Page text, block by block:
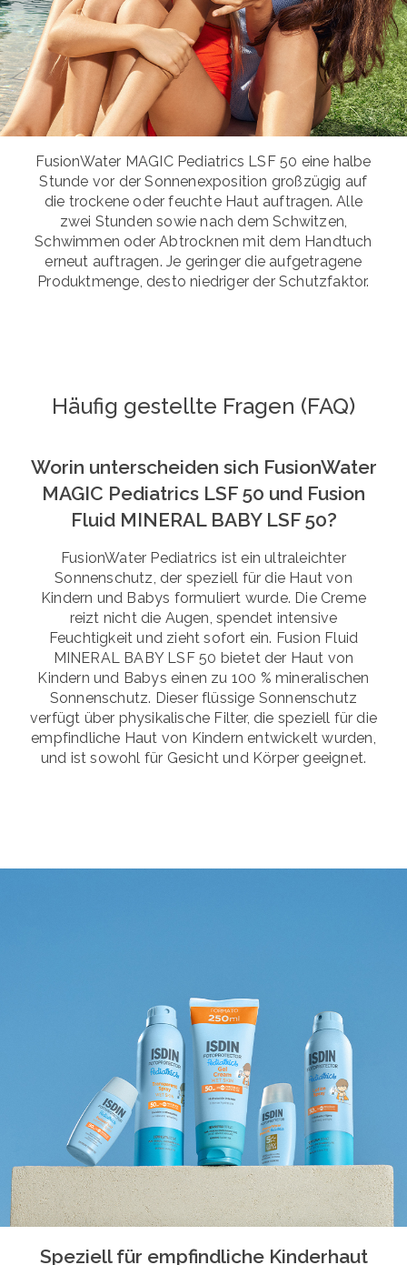
FusionWater MAGIC Pediatrics LSF 50 eine halbe
Stunde vor der Sonnenexposition großzügig auf
die trockene oder feuchte Haut auftragen. Alle
zwei Stunden sowie nach dem Schwitzen,
Schwimmen oder Abtrocknen mit dem Handtuch
erneut auftragen. Je geringer die aufgetragene
Produktmenge, desto niedriger der Schutzfaktor.
Häufig gestellte Fragen (FAQ)
Worin unterscheiden sich FusionWater
MAGIC Pediatrics LSF 50 und Fusion
Fluid MINERAL BABY LSF 50?
FusionWater Pediatrics ist ein ultraleichter
Sonnenschutz, der speziell für die Haut von
Kindern und Babys formuliert wurde. Die Creme
reizt nicht die Augen, spendet intensive
Feuchtigkeit und zieht sofort ein. Fusion Fluid
MINERAL BABY LSF 50 bietet der Haut von
Kindern und Babys einen zu 100 % mineralischen
Sonnenschutz. Dieser flüssige Sonnenschutz
verfügt über physikalische Filter, die speziell für die
empfindliche Haut von Kindern entwickelt wurden,
und ist sowohl für Gesicht und Körper geeignet.
Speziell für empfindliche Kinderhaut